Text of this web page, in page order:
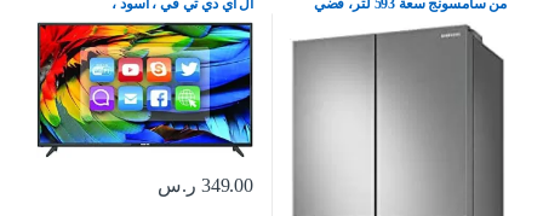
NTV3200SLED3
349.00 ر.س